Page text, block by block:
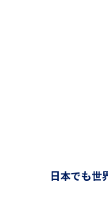
日本でも世